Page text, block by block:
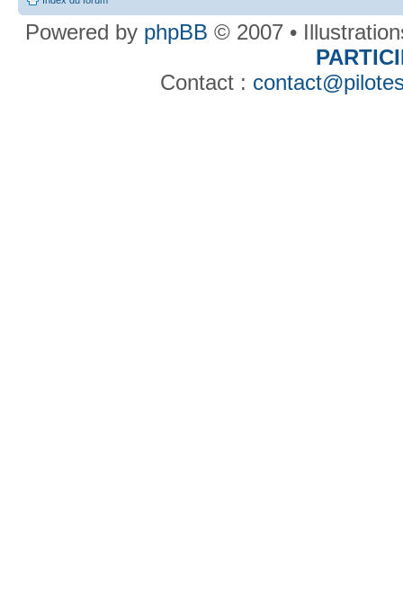
Powered by phpBB © 2007 •
Contact :